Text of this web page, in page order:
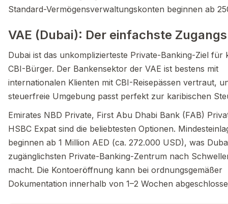
Standard-Vermögensverwaltungskonten beginnen ab
VAE (Dubai): Der einfachste
Dubai ist das unkomplizierteste Private-Banking-Ziel für
CBI-Bürger. Der Bankensektor der VAE ist bestens mit
internationalen Klienten mit CBI-Reisepässen vertraut,
steuerfreie Umgebung passt perfekt zur karibischen
Emirates NBD Private, First Abu Dhabi Bank (FAB)
HSBC Expat sind die beliebtesten Optionen.
beginnen ab 1 Million AED (ca. 272.000 USD), was
zugänglichsten Private-Banking-Zentrum nach
macht. Die Kontoeröffnung kann bei ordnungsgemäßer
Dokumentation innerhalb von 1–2 Wochen